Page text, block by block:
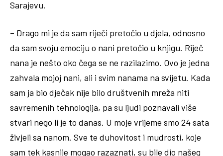
Sarajevu.
– Drago mi je da sam riječi pretočio u djela, odnosno
da sam svoju emociju o nani pretočio u knjigu. Riječ
nana je nešto oko čega se ne razilazimo. Ovo je jedna
zahvala mojoj nani, ali i svim nanama na svijetu. Kada
sam ja bio dječak nije bilo društvenih mreža niti
savremenih tehnologija, pa su ljudi poznavali više
stvari nego li je to danas. U moje vrijeme smo 24 sata
živjeli sa nanom. Sve te duhovitost i mudrosti, koje
sam tek kasnije mogao razaznati, su bile dio našeg